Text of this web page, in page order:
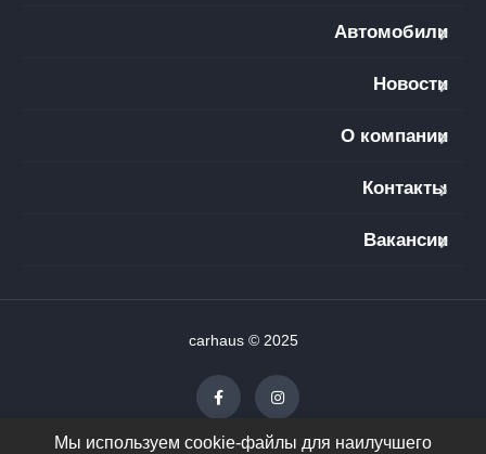
Автомобили
Новости
О компании
Контакты
Вакансии
carhaus © 2025
Мы используем cookie-файлы для наилучшего